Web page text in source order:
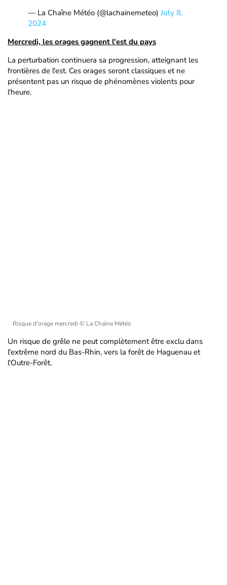
— La Chaîne Météo (@lachainemeteo) July 8,
2024
Mercredi, les orages gagnent l'est du pays
La perturbation continuera sa progression, atteignant les
frontières de l'est. Ces orages seront classiques et ne
présentent pas un risque de phénomènes violents pour
l'heure.
Risque d'orage mercredi © La Chaîne Météo
Un risque de grêle ne peut complètement être exclu dans
l'extrême nord du Bas-Rhin, vers la forêt de Haguenau et
l'Outre-Forêt.